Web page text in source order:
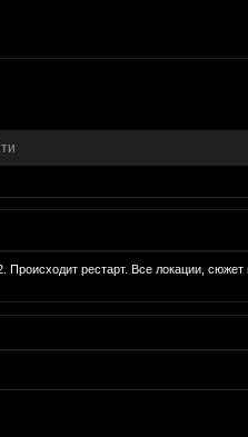
рестарт. Все локации,